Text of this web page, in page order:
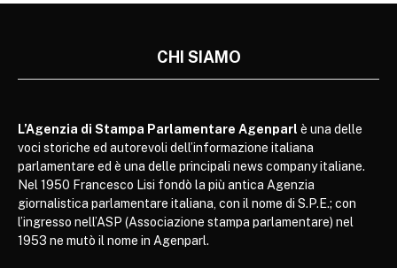
CHI SIAMO
L’Agenzia di Stampa Parlamentare Agenparl è una delle
voci storiche ed autorevoli dell’informazione italiana
parlamentare ed è una delle principali news company italiane.
Nel 1950 Francesco Lisi fondò la più antica Agenzia
giornalistica parlamentare italiana, con il nome di S.P.E.; con
l’ingresso nell’ASP (Associazione stampa parlamentare) nel
1953 ne mutò il nome in Agenparl.